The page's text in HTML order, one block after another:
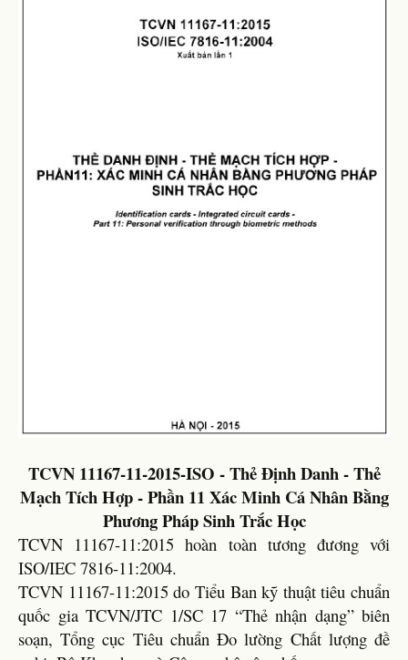
TCVN 11167-11-2015-ISO - Thẻ Định Danh - Thẻ
Mạch Tích Hợp - Phần 11 Xác Minh Cá Nhân Bằng
Phương Pháp Sinh Trắc Học
TCVN 11167-11:2015 hoàn toàn tương đương với
ISO/IEC 7816-11:2004.
TCVN 11167-11:2015 do Tiểu Ban kỹ thuật tiêu chuẩn
quốc gia TCVN/JTC 1/SC 17 “Thẻ nhận dạng” biên
soạn, Tổng cục Tiêu chuẩn Đo lường Chất lượng đề